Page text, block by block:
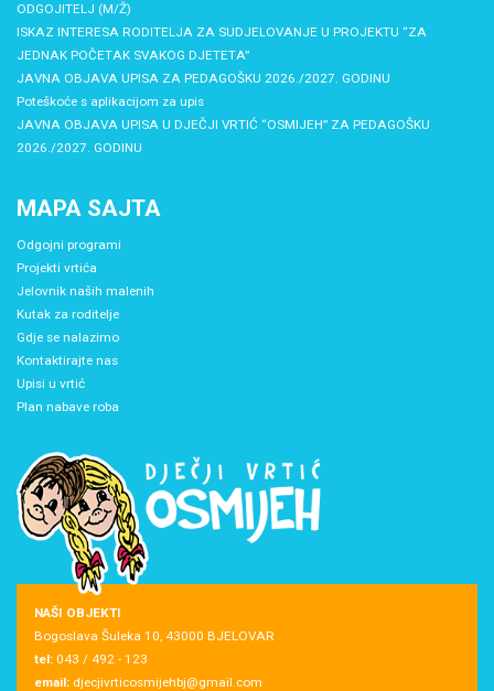
ODGOJITELJ (M/Ž)
ISKAZ INTERESA RODITELJA ZA SUDJELOVANJE U PROJEKTU “ZA
JEDNAK POČETAK SVAKOG DJETETA”
JAVNA OBJAVA UPISA ZA PEDAGOŠKU 2026./2027. GODINU
Poteškoće s aplikacijom za upis
JAVNA OBJAVA UPISA U DJEČJI VRTIĆ “OSMIJEH” ZA PEDAGOŠKU
2026./2027. GODINU
MAPA SAJTA
Odgojni programi
Projekti vrtića
Jelovnik naših malenih
Kutak za roditelje
Gdje se nalazimo
Kontaktirajte nas
Upisi u vrtić
Plan nabave roba
NAŠI OBJEKTI
Bogoslava Šuleka 10, 43000 BJELOVAR
tel: 043 / 492 - 123
email: djecjivrticosmijehbj@gmail.com